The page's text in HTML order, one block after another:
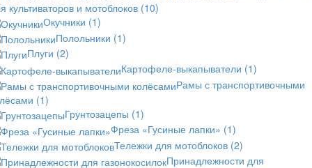
культиваторов и мотоблоков (10)
Окучники (1)
Полольники (1)
Плуги (2)
Картофеле-выкапыватели (1)
Рамы с транспортивочными
(1)
Грунтозацепы (1)
Фреза «Гусиные лапки» (1)
Тележки для мотоблоков (2)
Принадлежности для